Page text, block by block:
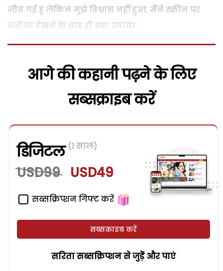
जीत गई हूं लेकिन मुझे विश्वास नहीं हुआ, मैंने स्क्रीन पर
नतीजा देखने के बाद ही झंडा उठाया.’
आगे की कहानी पढ़ने के लिए
सब्सक्राइब करें
डिजिटल (1 साल)
USD99 USD49
सब्सक्रिप्शन गिफ्ट करें
सब्सक्राइब करें
सरिता सब्सक्रिप्शन से जुड़ेें और पाएं